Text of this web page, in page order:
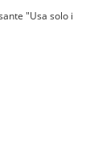
"Usa solo i